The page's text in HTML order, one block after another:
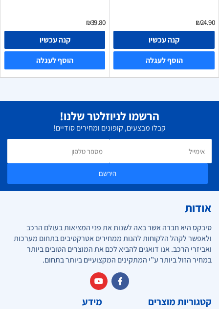
₪24.90
קנה עכשיו
הוסף לעגלה
₪39.80
קנה עכשיו
הוסף לעגלה
הרשמו לניוזלטר שלנו!
קבלו מבצעים, קופונים ומחירים סודיים!
הירשם
אודות
סיבקס היא חברה אשר באה לשנות את פני המציאות בעולם הרכב
ולאפשר לקהל הלקוחות להנות ממחירים אטרקטיבים בתחום מערכות
ואביזרי הרכב. אנו דואגים להביא לכם את המוצרים הטובים ביותר
במחיר הזול ביותר ע”י המתקינים המקצועיים ביותר בתחום.
קטגוריות מוצרים מידע